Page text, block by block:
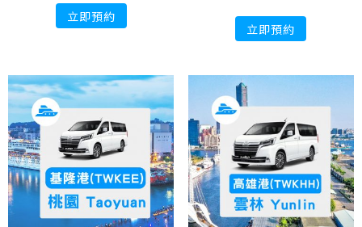
立即預約
立即預約